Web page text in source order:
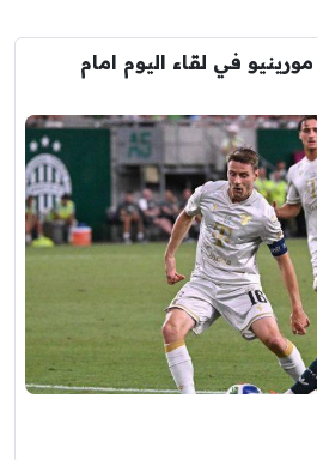
في لقاء اليوم امام